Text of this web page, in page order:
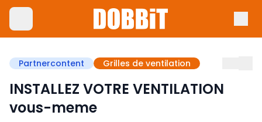
Partnercontent Grilles de ventilation
INSTALLEZ VOTRE VENTILATION
vous-meme